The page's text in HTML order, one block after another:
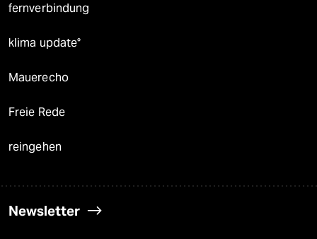
fernverbindung
klima update°
Mauerecho
Freie Rede
reingehen
Newsletter